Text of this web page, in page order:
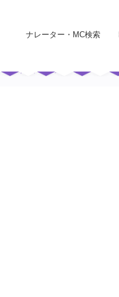
ナレーター・MC検索
MC司会者一覧 サービス